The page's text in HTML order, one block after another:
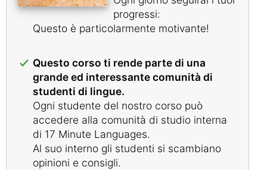
progressi:
Questo è particolarmente motivante!
Questo corso ti rende parte di una
grande ed interessante comunità di
studenti di lingue.
Ogni studente del nostro corso può
accedere alla comunità di studio interna
di 17 Minute Languages.
Al suo interno gli studenti si scambiano
opinioni e consigli.